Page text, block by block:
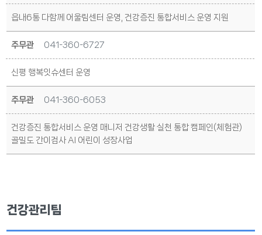
읍내6통 다함께 어울림센터 운영, 건강증진 통합서비스 운영 지원
주무관 041-360-6727
신평 행복잇슈센터 운영
주무관 041-360-6053
건강증진 통합서비스 운영 매니저 건강생활 실천 통합 캠페인(체험관)
골밀도 간이검사 AI 어린이 성장사업
건강관리팀